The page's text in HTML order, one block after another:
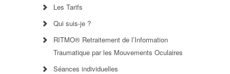
Les Tarifs
Qui suis-je ?
RITMO® Retraitement de l’Information
Traumatique par les Mouvements Oculaires
Séances individuelles